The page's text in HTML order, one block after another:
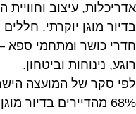
אדריכלות, עיצוב
בדיור מוגן יוקרתי.
חדרי כושר ומתחמי ספא
רוגע, נינוחות וביטחון.
68% מהדיירים בדיור